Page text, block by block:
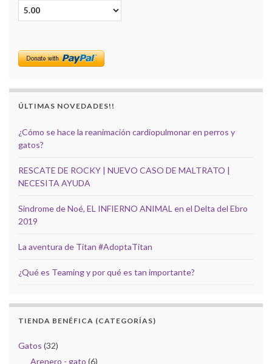
ÚLTIMAS NOVEDADES!!
¿Cómo se hace la reanimación cardiopulmonar en perros y
gatos?
RESCATE DE ROCKY | NUEVO CASO DE MALTRATO |
NECESITA AYUDA
Sindrome de Noé, EL INFIERNO ANIMAL en el Delta del Ebro
2019
La aventura de Titan #AdoptaTitan
¿Qué es Teaming y por qué es tan importante?
TIENDA BENÉFICA (CATEGORÍAS)
Gatos (32)
Arenero - gato (6)